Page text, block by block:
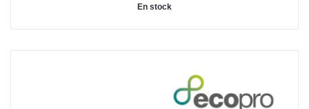
En stock